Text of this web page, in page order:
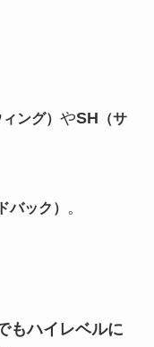
ィング） やSH （サ
バック） 。
もハイレベルに